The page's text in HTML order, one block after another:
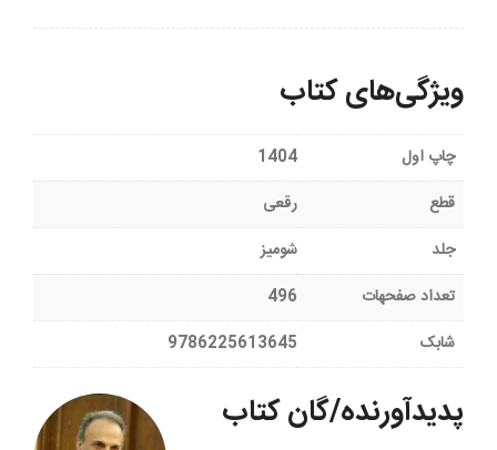
ویژگی‌های کتاب
چاپ اول
1404
قطع
رقعی
جلد
شومیز
تعداد صفحهات
496
شابک
9786225613645
پدیدآورنده/گان کتاب